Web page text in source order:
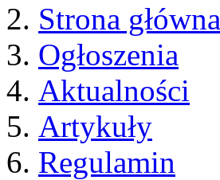
Strona główna
Ogłoszenia
Aktualności
Artykuły
Regulamin